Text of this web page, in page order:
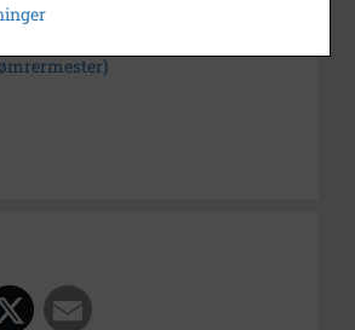
Historiens Huse, Brøndby